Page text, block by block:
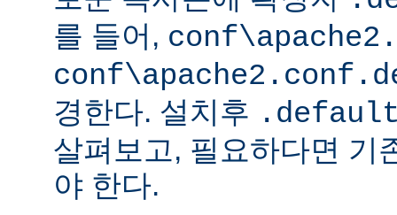
를 들어,
경한다. 설치후
살펴보고, 필요하다면 기
야 한다.